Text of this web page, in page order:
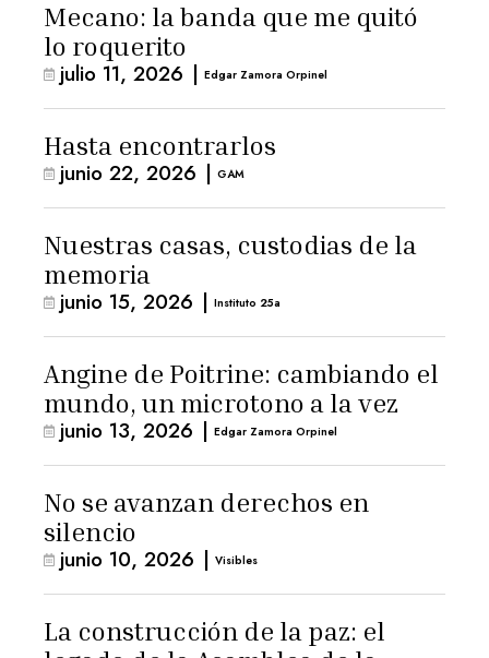
Mecano: la banda que me quitó
lo roquerito
julio 11, 2026 | Edgar Zamora Orpinel
Hasta encontrarlos
junio 22, 2026 | GAM
Nuestras casas, custodias de la
memoria
junio 15, 2026 | Instituto 25a
Angine de Poitrine: cambiando el
mundo, un microtono a la vez
junio 13, 2026 | Edgar Zamora Orpinel
No se avanzan derechos en
silencio
junio 10, 2026 | Visibles
La construcción de la paz: el